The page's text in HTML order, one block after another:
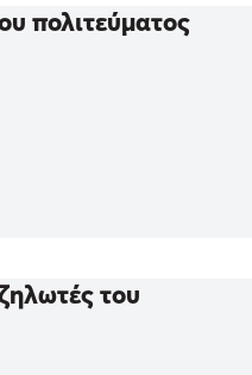
πολιτεύματος
του